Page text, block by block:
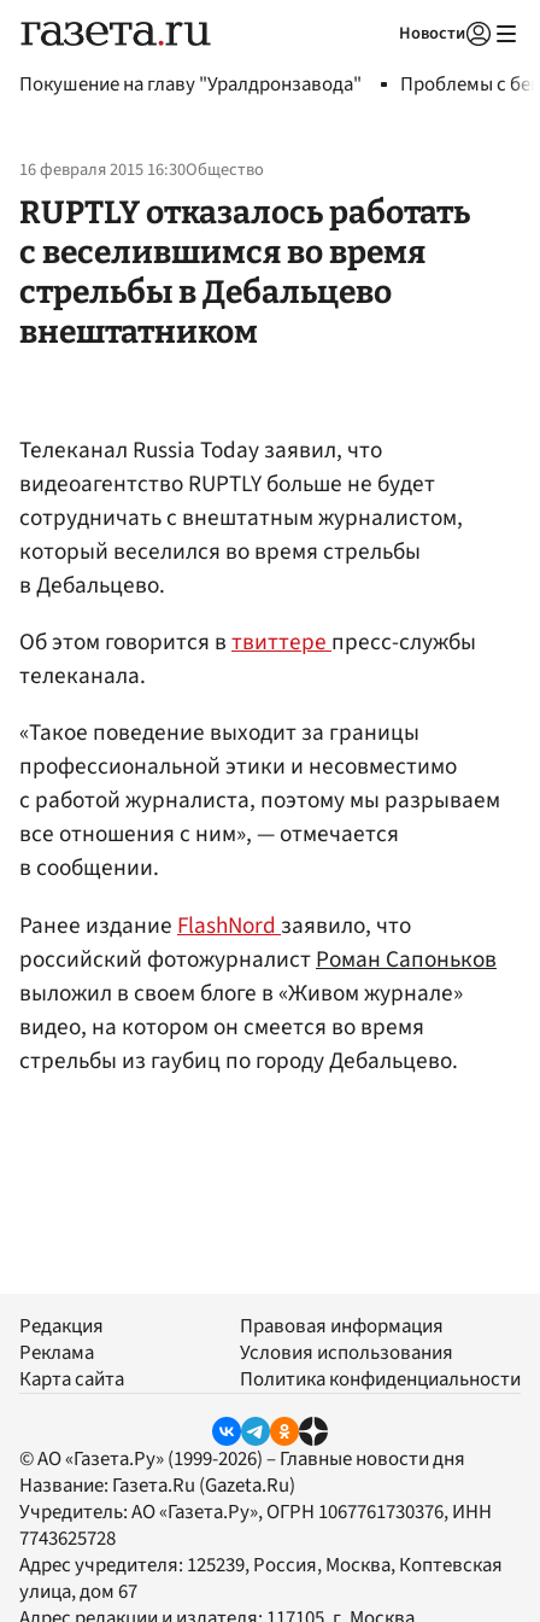
Новости
Покушение на главу "Уралдронзавода" Проблемы с
16 февраля 2015 16:30Общество
RUPTLY отказалось работать
с веселившимся во время
стрельбы в Дебальцево
внештатником
Телеканал Russia Today заявил, что
видеоагентство RUPTLY больше не будет
сотрудничать с внештатным журналистом,
который веселился во время стрельбы
в Дебальцево.
Об этом говорится втвиттерепресс-службы
телеканала.
«Такое поведение выходит за границы
профессиональной этики и несовместимо
с работой журналиста, поэтому мы разрываем
все отношения с ним», — отмечается
в сообщении.
Ранее издание FlashNord заявило, что
российский фотожурналистРоман Сапоньков
выложил в своем блоге в «Живом журнале»
видео, на котором он смеется во время
стрельбы из гаубиц по городу Дебальцево.
Редакция
Реклама
Карта сайта
Правовая информация
Условия использования
Политика конфиденциальности
© АО «Газета.Ру» (1999-2026) – Главные новости дня
Название: Газета.Ru (Gazeta.Ru)
Учредитель:АО «Газета.Ру», ОГРН 1067761730376, ИНН
7743625728
Адрес учредителя: 125239, Россия, Москва, Коптевская
улица, дом 67